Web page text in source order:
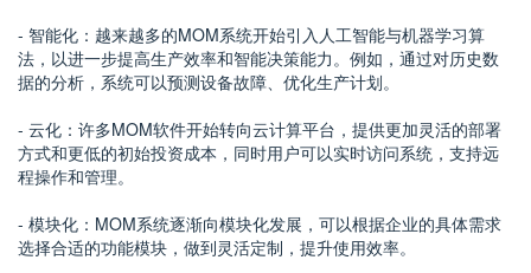
- 智能化：越来越多的MOM系统开始引入人工智能与机器学习算
法，以进一步提高生产效率和智能决策能力。例如，通过对历史数
据的分析，系统可以预测设备故障、优化生产计划。
- 云化：许多MOM软件开始转向云计算平台，提供更加灵活的部署
方式和更低的初始投资成本，同时用户可以实时访问系统，支持远
程操作和管理。
- 模块化：MOM系统逐渐向模块化发展，可以根据企业的具体需求
选择合适的功能模块，做到灵活定制，提升使用效率。